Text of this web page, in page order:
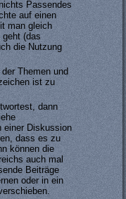
Passendes
auf einen
man gleich
geht (das
die Nutzung
Themen und
ist zu
dann
einer Diskussion
dass es zu
können die
auch mal
Beiträge
oder in ein